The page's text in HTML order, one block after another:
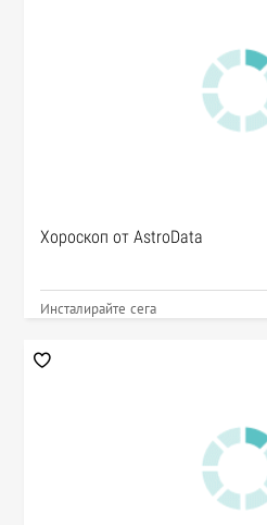
Хороскоп от AstroData
Инсталирайте сега